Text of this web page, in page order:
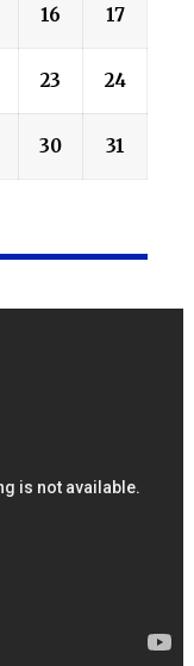
16 17
23 24
30 31